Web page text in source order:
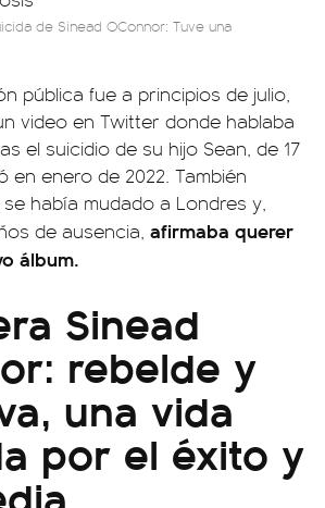
de Sinead OConnor: Tuve una
pública fue a principios de julio,
video en Twitter donde hablaba
el suicidio de su hijo Sean, de 17
en enero de 2022. También
había mudado a Londres y,
de ausencia, afirmaba querer
álbum.
Sinead
rebelde y
una vida
por el éxito y